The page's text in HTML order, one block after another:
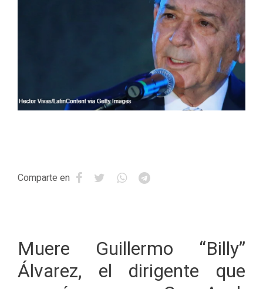
Comparte en
Muere Guillermo “Billy”
Álvarez, el dirigente que